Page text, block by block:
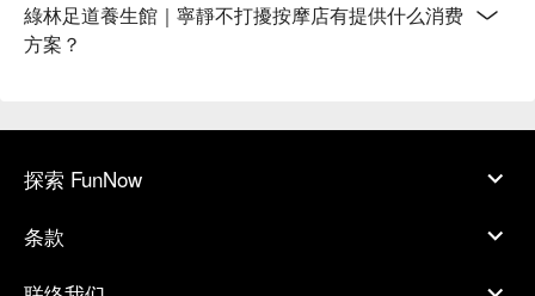
綠林足道養生館｜寧靜不打擾按摩店有提供什么消费
方案？
探索 FunNow
条款